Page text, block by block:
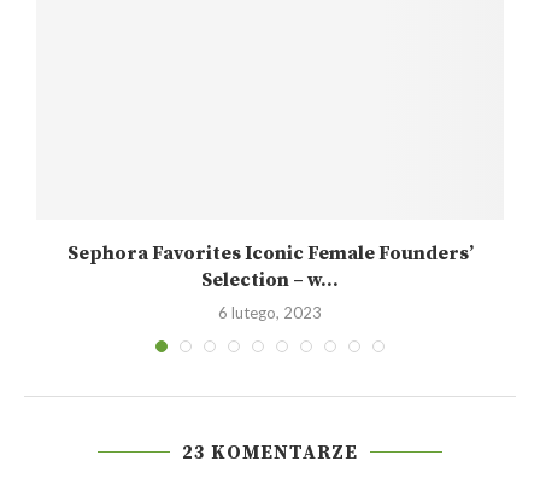
Sephora Favorites Iconic Female Founders’
Selection – w...
6 lutego, 2023
23 KOMENTARZE